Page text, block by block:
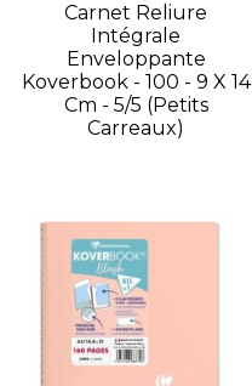
Carnet Reliure
Intégrale
Enveloppante
Koverbook - 100 - 9 X 14
Cm - 5/5 (petits
Carreaux)